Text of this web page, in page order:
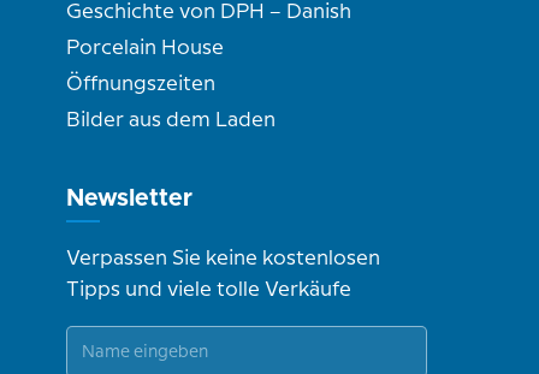
Geschichte von DPH – Danish
Porcelain House
Öffnungszeiten
Bilder aus dem Laden
Newsletter
Verpassen Sie keine kostenlosen
Tipps und viele tolle Verkäufe